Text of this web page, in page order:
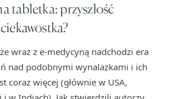
tabletka: przyszłość
wraz z e-medycyną nadchodzi era
nad podobnymi wynalazkami i ich
coraz więcej (głównie w USA,